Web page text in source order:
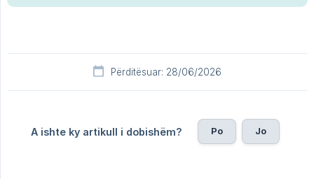
Përditësuar: 28/06/2026
A ishte ky artikull i dobishëm? Po Jo